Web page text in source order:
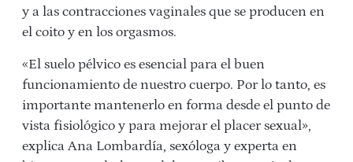
y a las contracciones vaginales que se producen en
el coito y en los orgasmos.
«El suelo pélvico es esencial para el buen
funcionamiento de nuestro cuerpo. Por lo tanto, es
importante mantenerlo en forma desde el punto de
vista fisiológico y para mejorar el placer sexual»,
explica Ana Lombardía, sexóloga y experta en